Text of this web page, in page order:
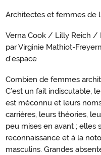
Architectes et femmes de
Verna Cook / Lilly Reich /
par Virginie Mathiot-
d’espace
Combien de femmes
C’est un fait indiscutable,
est méconnu et leurs
carrières, leurs théories,
peu mises en avant ; elles
reconnaissance et à la
masculins. Grandes